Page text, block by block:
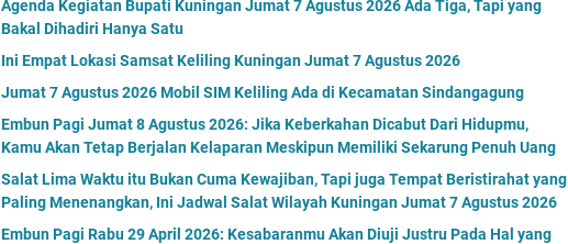
Agenda Kegiatan Bupati Kuningan Jumat 7 Agustus 2026 Ada Tiga, Tapi yang
Bakal Dihadiri Hanya Satu
Ini Empat Lokasi Samsat Keliling Kuningan Jumat 7 Agustus 2026
Jumat 7 Agustus 2026 Mobil SIM Keliling Ada di Kecamatan Sindangagung
Embun Pagi Jumat 8 Agustus 2026: Jika Keberkahan Dicabut Dari Hidupmu,
Kamu Akan Tetap Berjalan Kelaparan Meskipun Memiliki Sekarung Penuh Uang
Salat Lima Waktu itu Bukan Cuma Kewajiban, Tapi juga Tempat Beristirahat yang
Paling Menenangkan, Ini Jadwal Salat Wilayah Kuningan Jumat 7 Agustus 2026
Embun Pagi Rabu 29 April 2026: Kesabaranmu Akan Diuji Justru Pada Hal yang